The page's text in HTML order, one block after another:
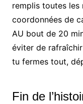
remplis toutes les
coordonnées de
AU bout de 20
éviter de
tu fermes tout,
Fin de